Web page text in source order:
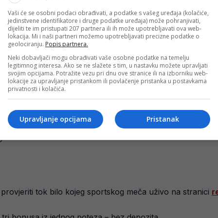
s jedne utakmice i tako dobiti jedinstvenu kvotu.
pronaći i kvote za individualne učinke igrača, kao na
tok bilo kojeg sportskog meča uživo na stranici
Vaši će se osobni podaci obrađivati, a podatke s vašeg uređaja (kolačiće,
jedinstvene identifikatore i druge podatke uređaja) može pohranjivati,
dijeliti te im pristupati 207 partnera ili ih može upotrebljavati ova web-
lokacija. Mi i naši partneri možemo upotrebljavati precizne podatke o
geolociranju. Popis partnera.
Neki dobavljači mogu obrađivati vaše osobne podatke na temelju
legitimnog interesa. Ako se ne slažete s tim, u nastavku možete upravljati
svojim opcijama. Potražite vezu pri dnu ove stranice ili na izborniku web-
lokacije za upravljanje pristankom ili povlačenje pristanka u postavkama
privatnosti i kolačića.
Pristanak
Upravljanje opcijama